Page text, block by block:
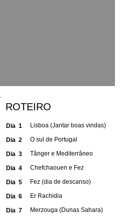
ROTEIRO
Dia 1
Dia 2
Dia 3
Dia 4
Dia 5
Dia 6
Dia 7
Lisboa (Jantar boas vindas)
O sul de Portugal
Tânger e Mediterrâneo
Chefchaouen e Fez
Fez (dia de descanso)
Er Rachidia
Merzouga (Dunas Sahara)